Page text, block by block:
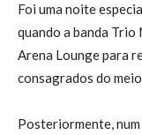
Foi uma noite
quando a banda Trio
Arena Lounge para
consagrados do
Posteriormente,